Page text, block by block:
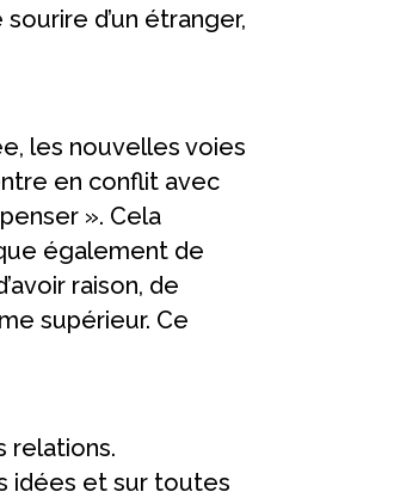
d’un étranger,
les nouvelles voies
en conflit avec
». Cela
également de
raison, de
supérieur. Ce
relations.
idées et sur toutes